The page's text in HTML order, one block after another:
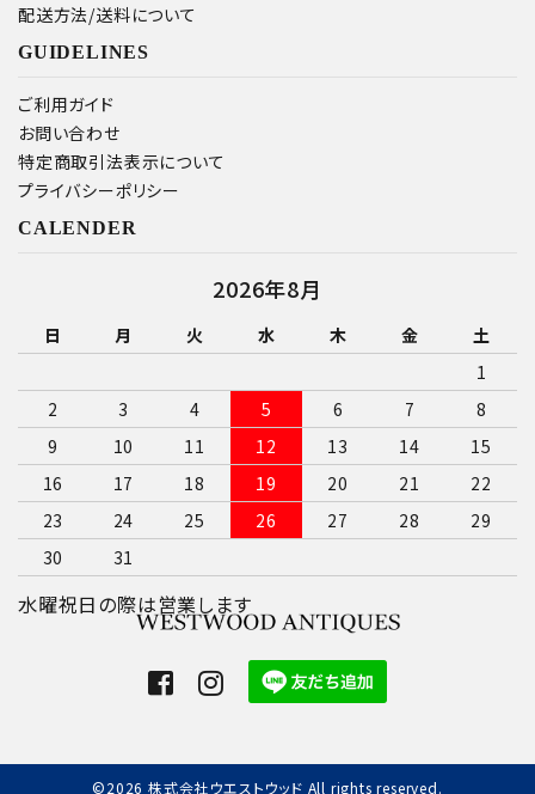
配送方法/送料について
GUIDELINES
ご利用ガイド
お問い合わせ
特定商取引法表示について
プライバシーポリシー
CALENDER
2026年8月
日 月 火 水 木 金
土
1
2
3 4 5 6 7
8
9
10 11 12 13 14
15
16
17 18 19 20 21
22
23
24 25 26 27 28
29
30
31
水曜祝日の際は営業します
©2026 株式会社ウエストウッド All rights reserved.